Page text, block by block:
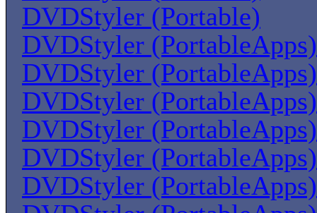
DVDStyler (Portable)
DVDStyler (PortableApps)
DVDStyler (PortableApps)
DVDStyler (PortableApps)
DVDStyler (PortableApps)
DVDStyler (PortableApps)
DVDStyler (PortableApps)